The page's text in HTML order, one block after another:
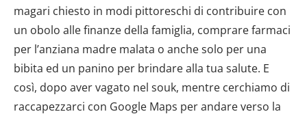
magari chiesto in modi pittoreschi di contribuire con
un obolo alle finanze della famiglia, comprare farmaci
per l’anziana madre malata o anche solo per una
bibita ed un panino per brindare alla tua salute. E
così, dopo aver vagato nel souk, mentre cerchiamo di
raccapezzarci con Google Maps per andare verso la